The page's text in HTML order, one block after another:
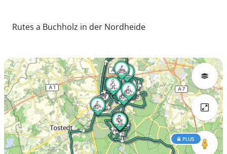
Rutes a Buchholz in der Nordheide
PLUS